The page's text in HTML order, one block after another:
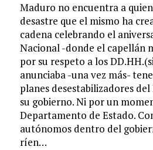
Maduro no encuentra a
desastre que el mismo ha
cadena celebrando el
Nacional -donde el capellán
por su respeto a los
anunciaba -una vez más-
planes desestabilizadores
su gobierno. Ni por un
Departamento de Estado.
autónomos dentro del
ríen…